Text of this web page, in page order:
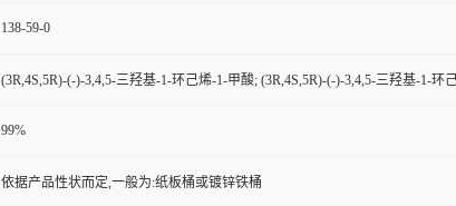
138-59-0
(3R,4S,5R)-(-)-3,4,5-三羟基-1-环己烯-1-甲酸; (3R,4S,5R)-(-)-3,4,5-三羟基-1-环
99%
依据产品性状而定,一般为:纸板桶或镀锌铁桶